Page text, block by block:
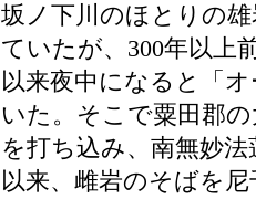
坂ノ下川のほとりの
ていたが、300年以上
以来夜中になると「
いた。そこで粟田郡
を打ち込み、南無妙
以来、雌岩のそばを